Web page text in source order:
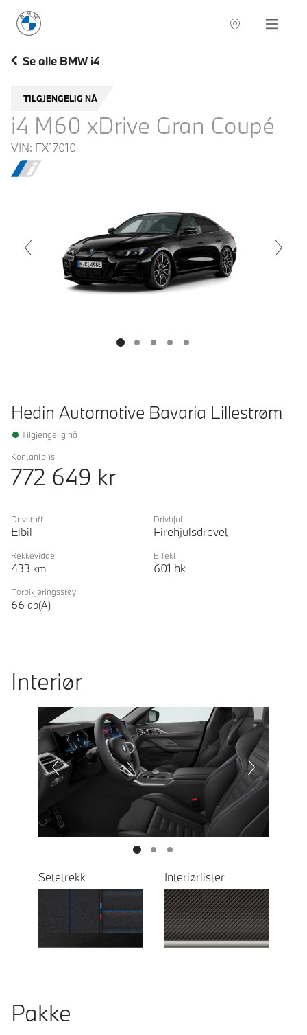
BMW Norge Navigation
Se alle BMW i4
TILGJENGELIG NÅ
i4 M60 xDrive Gran Coupé
VIN: FX17010
Hedin Automotive Bavaria Lillestrøm
Tilgjengelig nå
Kontantpris
772 649 kr
Drivstoff
Elbil
Drivhjul
Firehjulsdrevet
Rekkevidde
433 km
Effekt
601 hk
Forbikjøringsstøy
66 db(A)
Interiør
Prevoius
Next
Setetrekk Interiørlister
Pakke